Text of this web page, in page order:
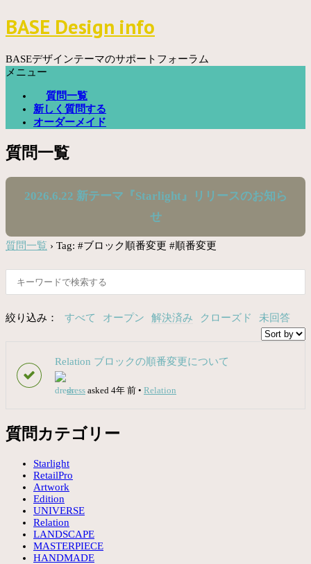
コ
ン
ン
ツ
BASE Design info
BASEデザインテーマのサポートフォーラム
メニュー
質問一覧
新しく質問する
オーダーメイド
質問一覧
2026.6.22 新テーマ『Starlight』リリースのお知ら
せ
質問一覧 › Tag: #ブロック順番変更 #順番変更
絞り込み： すべて オープン 解決済み クローズド 未回答
Relation ブロックの順番変更について
dress asked 4年 前 • Relation
質問カテゴリー
Starlight
RetailPro
Artwork
Edition
UNIVERSE
Relation
LANDSCAPE
MASTERPIECE
HANDMADE